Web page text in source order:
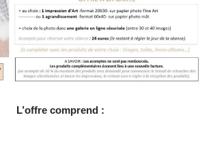
L’offre comprend :